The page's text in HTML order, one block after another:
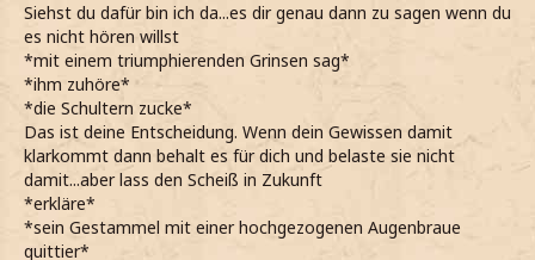
Siehst du dafür bin ich da...es dir genau dann zu sagen wenn du
es nicht hören willst
*mit einem triumphierenden Grinsen sag*
*ihm zuhöre*
*die Schultern zucke*
Das ist deine Entscheidung. Wenn dein Gewissen damit
klarkommt dann behalt es für dich und belaste sie nicht
damit...aber lass den Scheiß in Zukunft
*erkläre*
*sein Gestammel mit einer hochgezogenen Augenbraue
quittier*